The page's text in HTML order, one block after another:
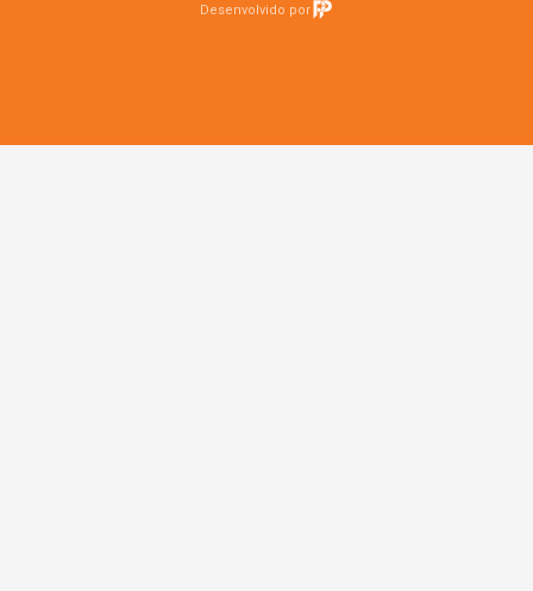
Desenvolvido por